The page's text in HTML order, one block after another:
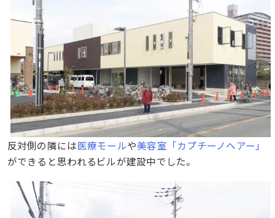
反対側の隣には医療モールや美容室「カプチーノヘアー」
ができると思われるビルが建設中でした。